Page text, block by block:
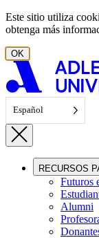
Ir al contenido
Este sitio utiliza
obtenga más
OK
Español
RECURSOS
Futuros
Alumni